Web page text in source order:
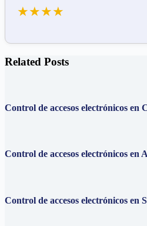
★★★★
Related Posts
Control de accesos electrónicos en
Control de accesos electrónicos en
Control de accesos electrónicos en